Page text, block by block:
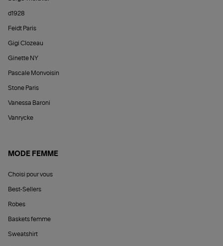
d1928
Feidt Paris
Gigi Clozeau
Ginette NY
Pascale Monvoisin
Stone Paris
Vanessa Baroni
Vanrycke
MODE FEMME
Choisi pour vous
Best-Sellers
Robes
Baskets femme
Sweatshirt